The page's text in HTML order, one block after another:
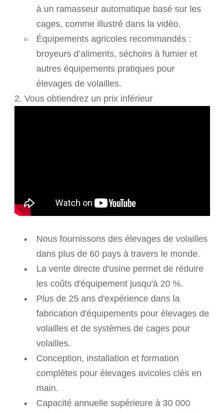
à un ramasseur automatique basé sur les
cages, comme illustré dans la vidéo.
Équipements agricoles recommandés :
broyeurs d’aliments, séchoirs à fumier et
autres équipements pratiques pour
élevages de volailles.
2. Vous obtiendrez un prix inférieur
Nous fournissons des élevages de volailles
dans plus de 60 pays à travers le monde.
La vente directe d'usine permet de réduire
les coûts d'équipement jusqu'à 20 %.
Plus de 25 ans d'expérience dans la
fabrication d'équipements pour élevages de
volailles et de systèmes de cages pour
volailles.
Conception, installation et formation
complètes pour élevages avicoles clés en
main.
Capacité annuelle supérieure à 30 000